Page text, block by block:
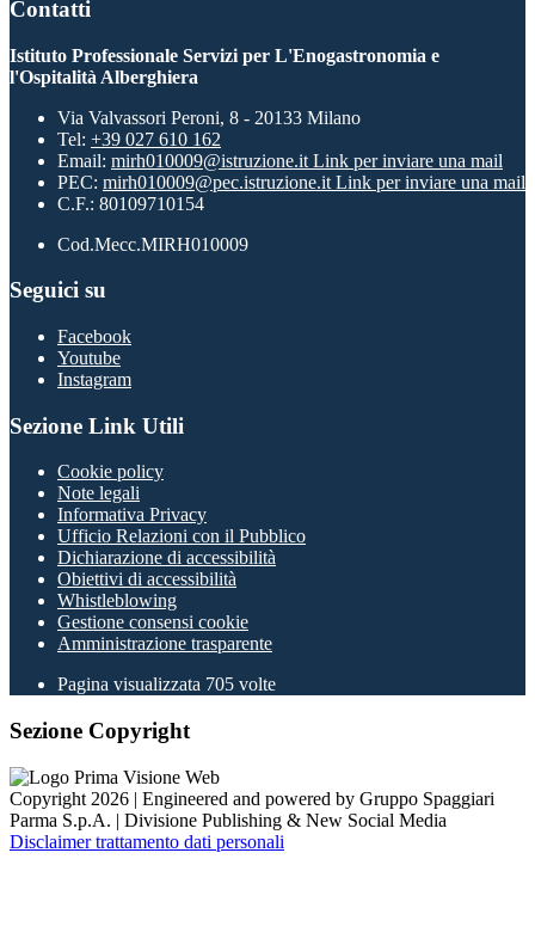
Contatti
Istituto Professionale Servizi per L'Enogastronomia e
l'Ospitalità Alberghiera
Via Valvassori Peroni, 8 - 20133 Milano
Tel: +39 027 610 162
Email: mirh010009@istruzione.it Link per inviare una mail
PEC: mirh010009@pec.istruzione.it Link per inviare una mail
C.F.: 80109710154
Cod.Mecc.MIRH010009
Seguici su
Facebook
Youtube
Instagram
Sezione Link Utili
Cookie policy
Note legali
Informativa Privacy
Ufficio Relazioni con il Pubblico
Dichiarazione di accessibilità
Obiettivi di accessibilità
Whistleblowing
Gestione consensi cookie
Amministrazione trasparente
Pagina visualizzata 705 volte
Sezione Copyright
Copyright 2026 | Engineered and powered by Gruppo Spaggiari
Parma S.p.A. | Divisione Publishing & New Social Media
Disclaimer trattamento dati personali